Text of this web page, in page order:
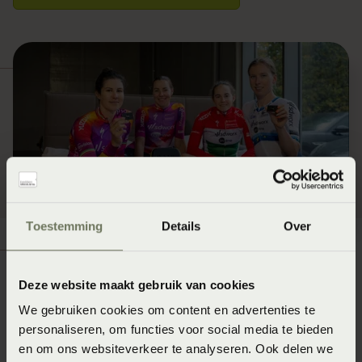
Toestemming Details Over
Deze website maakt gebruik van cookies
We gebruiken cookies om content en advertenties te
personaliseren, om functies voor social media te bieden
en om ons websiteverkeer te analyseren. Ook delen we
SC Heerenveen kiest voor
optimaal herstel met